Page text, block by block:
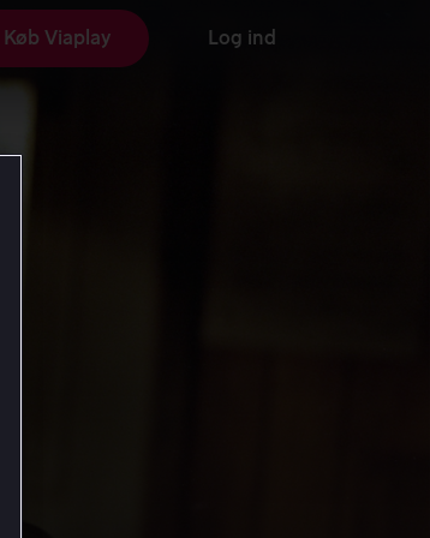
Køb Viaplay Log ind